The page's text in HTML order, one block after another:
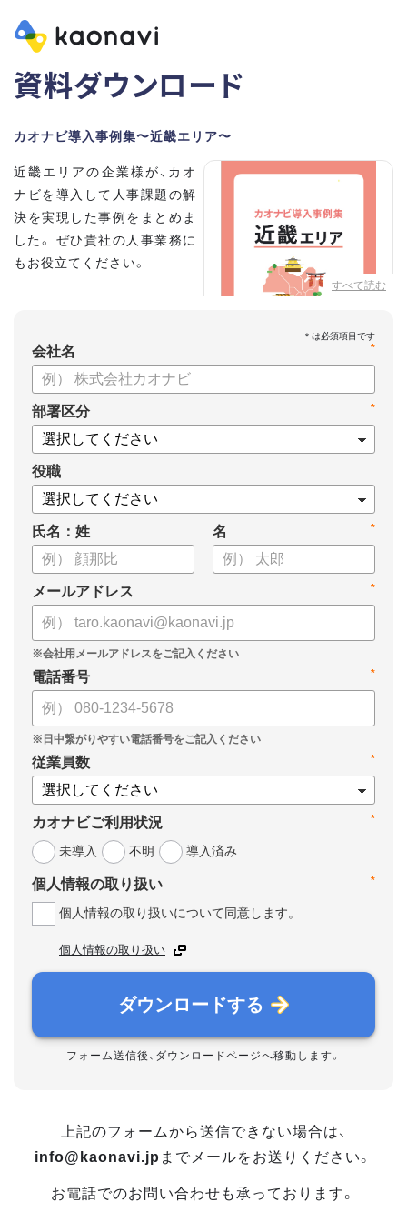
資料ダウンロード
カオナビ導入事例集〜近畿エリア〜
すべて読む
近畿エリアの企業様が、カオ
ナビを導入して人事課題の解
決を実現した事例をまとめま
した。 ぜひ貴社の人事業務に
もお役立てください。
*
会社名
*
部署区分
役職
氏名：姓 *
名
*
メールアドレス
*
電話番号
*
従業員数
*
カオナビご利用状況
未導入
不明 導入済み
*
個人情報の取り扱い
個人情報の取り扱いについて同意します。
個人情報の取り扱い
ダウンロードする
フォーム送信後、ダウンロードページへ移動します。
上記のフォームから送信できない場合は、
info@kaonavi.jp までメールをお送りください。
お電話でのお問い合わせも承っております。